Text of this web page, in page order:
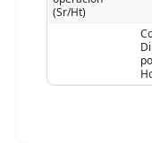
(Sr/Ht)